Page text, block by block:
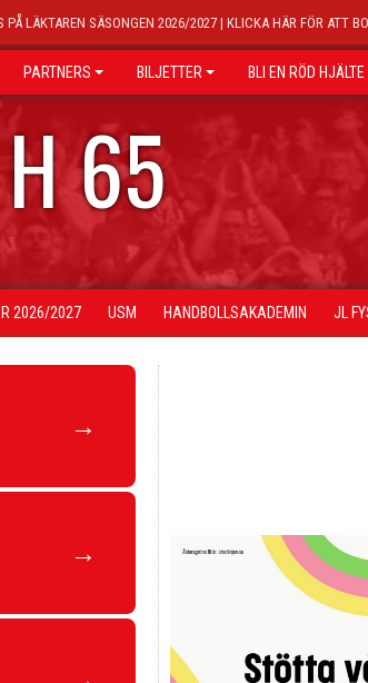
PÅ LÄKTAREN SÄSONGEN 2026/2027 | KLICKA HÄR FÖR ATT
PARTNERS BILJETTER BLI EN RÖD HJÄLTE
65
2026/2027 USM HANDBOLLSAKADEMIN JL
→
→